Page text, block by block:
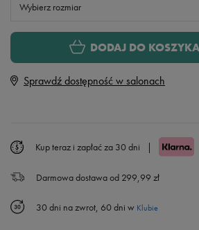
Wybierz rozmiar
S
DODAJ DO KOSZYKA
Sprawdź dostępność w salonach
Kup teraz i zapłać za 30 dni |
Darmowa dostawa od 299,99 zł
30 dni na zwrot, 60 dni w Klubie